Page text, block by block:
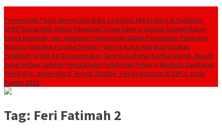
Pemerintah Pusat Berencana Buka 13 Sumur Migas Baru di Samboja
DPRD Samarinda Sebut Kematian Siswa karena Sepatu Sempit Bukan
hanya Musibah, tapi Kelalaian Pemerintah dalam Pendataan Penerima
Bansos Ingin Buka Usaha Sendiri? Warga Kukar Kini Bisa Usulkan
Pelatihan Gratis ke DistransnakerTerima Audiensi Serikat Buruh, Bupati
Kukar Imbau Seluruh Perusahaan Penuhi Hak Pekerja Bawaslu Sambangi
PAN Kukar, Wanti-Wanti Terjadi ‘Double’ Kepengurusan di SIPOL pada
Pemilu 2029
Tag: Feri Fatimah 2